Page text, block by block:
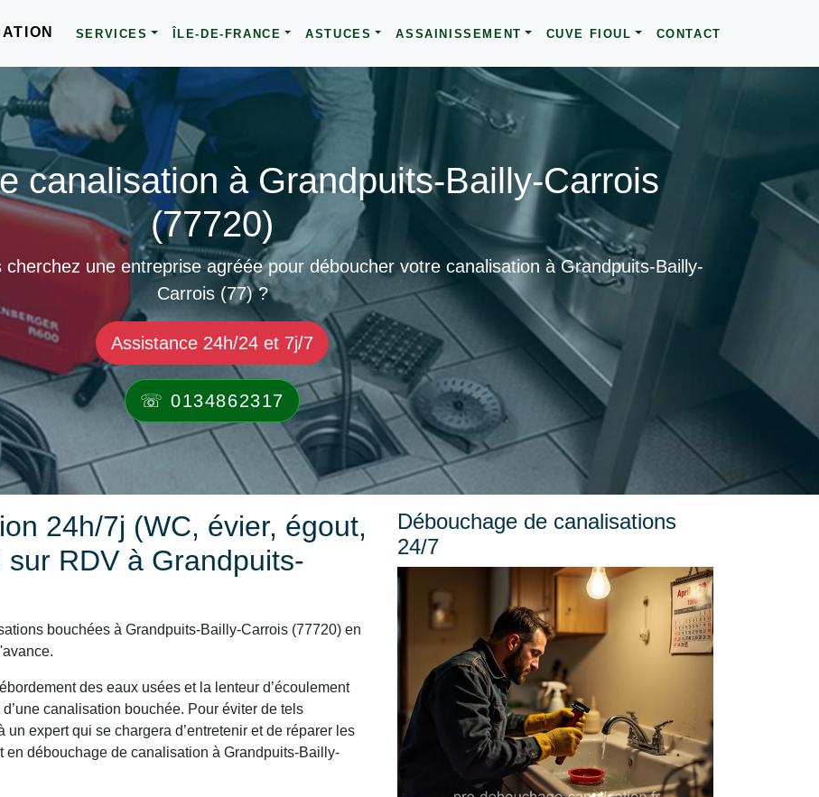
SERVICES ÎLE-DE-FRANCE ASTUCES ASSAINISSEMENT CUVE FIOUL CONTACT
canalisation à Grandpuits-Bailly-Carrois
(77720)
une entreprise agréée pour déboucher votre canalisation à Grandpuits-Bailly-
Carrois (77) ?
Assistance 24h/24 et 7j/7
☏ 0134862317
24h/7j (WC, évier, égout,
RDV à Grandpuits-
bouchées à Grandpuits-Bailly-Carrois (77720) en
des eaux usées et la lenteur d’écoulement
canalisation bouchée. Pour éviter de tels
expert qui se chargera d’entretenir et de réparer les
débouchage de canalisation à Grandpuits-Bailly-
Débouchage de canalisations
24/7